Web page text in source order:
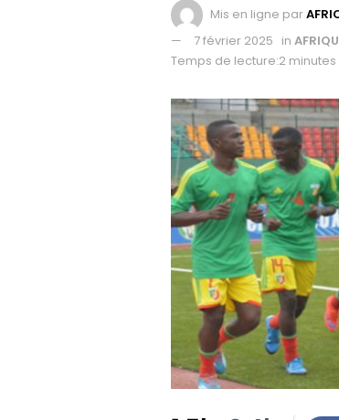
Mis en ligne par
7 février 2025 in
Temps de lecture:2 minutes